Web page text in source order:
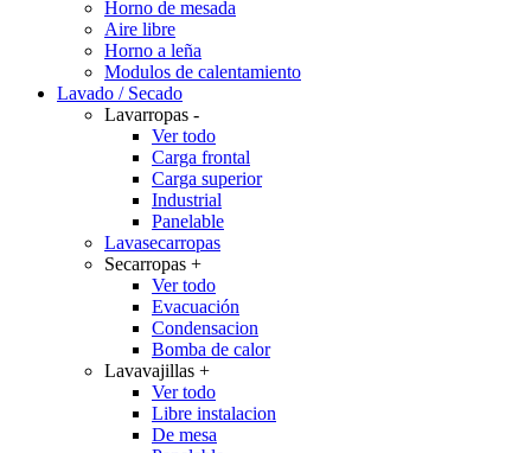
Horno de mesada
Aire libre
Horno a leña
Modulos de calentamiento
Lavado / Secado
Lavarropas -
Ver todo
Carga frontal
Carga superior
Industrial
Panelable
Lavasecarropas
Secarropas +
Ver todo
Evacuación
Condensacion
Bomba de calor
Lavavajillas +
Ver todo
Libre instalacion
De mesa